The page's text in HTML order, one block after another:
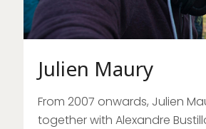
Julien Maury
From 2007 onwards, Julien
together with Alexandre